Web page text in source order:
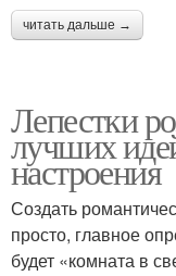
читать дальше →
Лепестки
лучших
настроения
Создать
просто, главное
будет «комната в